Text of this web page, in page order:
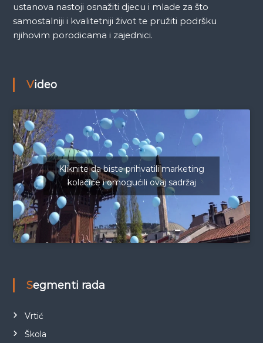
ustanova nastoji osnažiti djecu i mlade za što
samostalniji i kvalitetniji život te pružiti podršku
njihovim porodicama i zajednici.
Video
Kliknite da biste prihvatili marketing
kolačiće i omogućili ovaj sadržaj
Segmenti rada
Vrtić
Škola